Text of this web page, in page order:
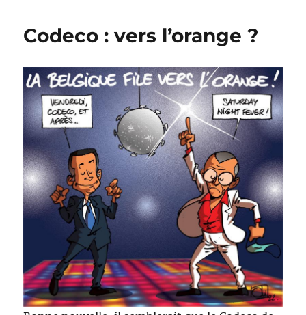
orange
Codeco : vers l’orange ?